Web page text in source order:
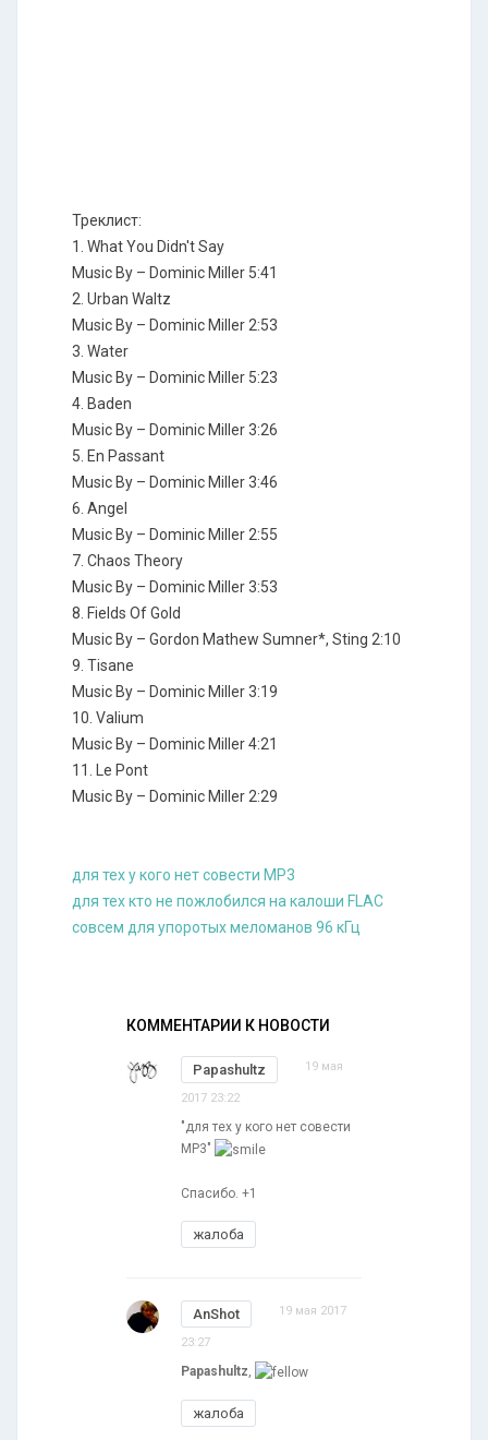
Треклист:
1. What You Didn't Say
Music By – Dominic Miller 5:41
2. Urban Waltz
Music By – Dominic Miller 2:53
3. Water
Music By – Dominic Miller 5:23
4. Baden
Music By – Dominic Miller 3:26
5. En Passant
Music By – Dominic Miller 3:46
6. Angel
Music By – Dominic Miller 2:55
7. Chaos Theory
Music By – Dominic Miller 3:53
8. Fields Of Gold
Music By – Gordon Mathew Sumner*, Sting 2:10
9. Tisane
Music By – Dominic Miller 3:19
10. Valium
Music By – Dominic Miller 4:21
11. Le Pont
Music By – Dominic Miller 2:29
для тех у кого нет совести MP3
для тех кто не пожлобился на калоши FLAC
совсем для упоротых меломанов 96 кГц
КОММЕНТАРИИ К НОВОСТИ
Papashultz 19 мая
2017 23:22
"для тех у кого нет совести
MP3"
Спасибо. +1
жалоба
AnShot 19 мая 2017
23:27
Papashultz,
жалоба